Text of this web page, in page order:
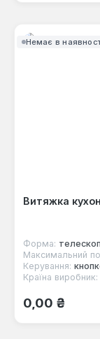
Немає в
Витяжка
Форма:
Максимальний
Керування:
Країна виробник:
Звичайна
0,00 ₴